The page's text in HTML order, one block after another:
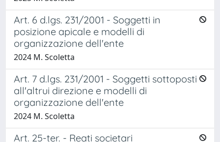
Art. 6 d.lgs. 231/2001 - Soggetti in
posizione apicale e modelli di
organizzazione dell'ente
2024 M. Scoletta
Art. 7 d.lgs. 231/2001 - Soggetti sottoposti
all'altrui direzione e modelli di
organizzazione dell'ente
2024 M. Scoletta
Art. 25-ter. - Reati societari